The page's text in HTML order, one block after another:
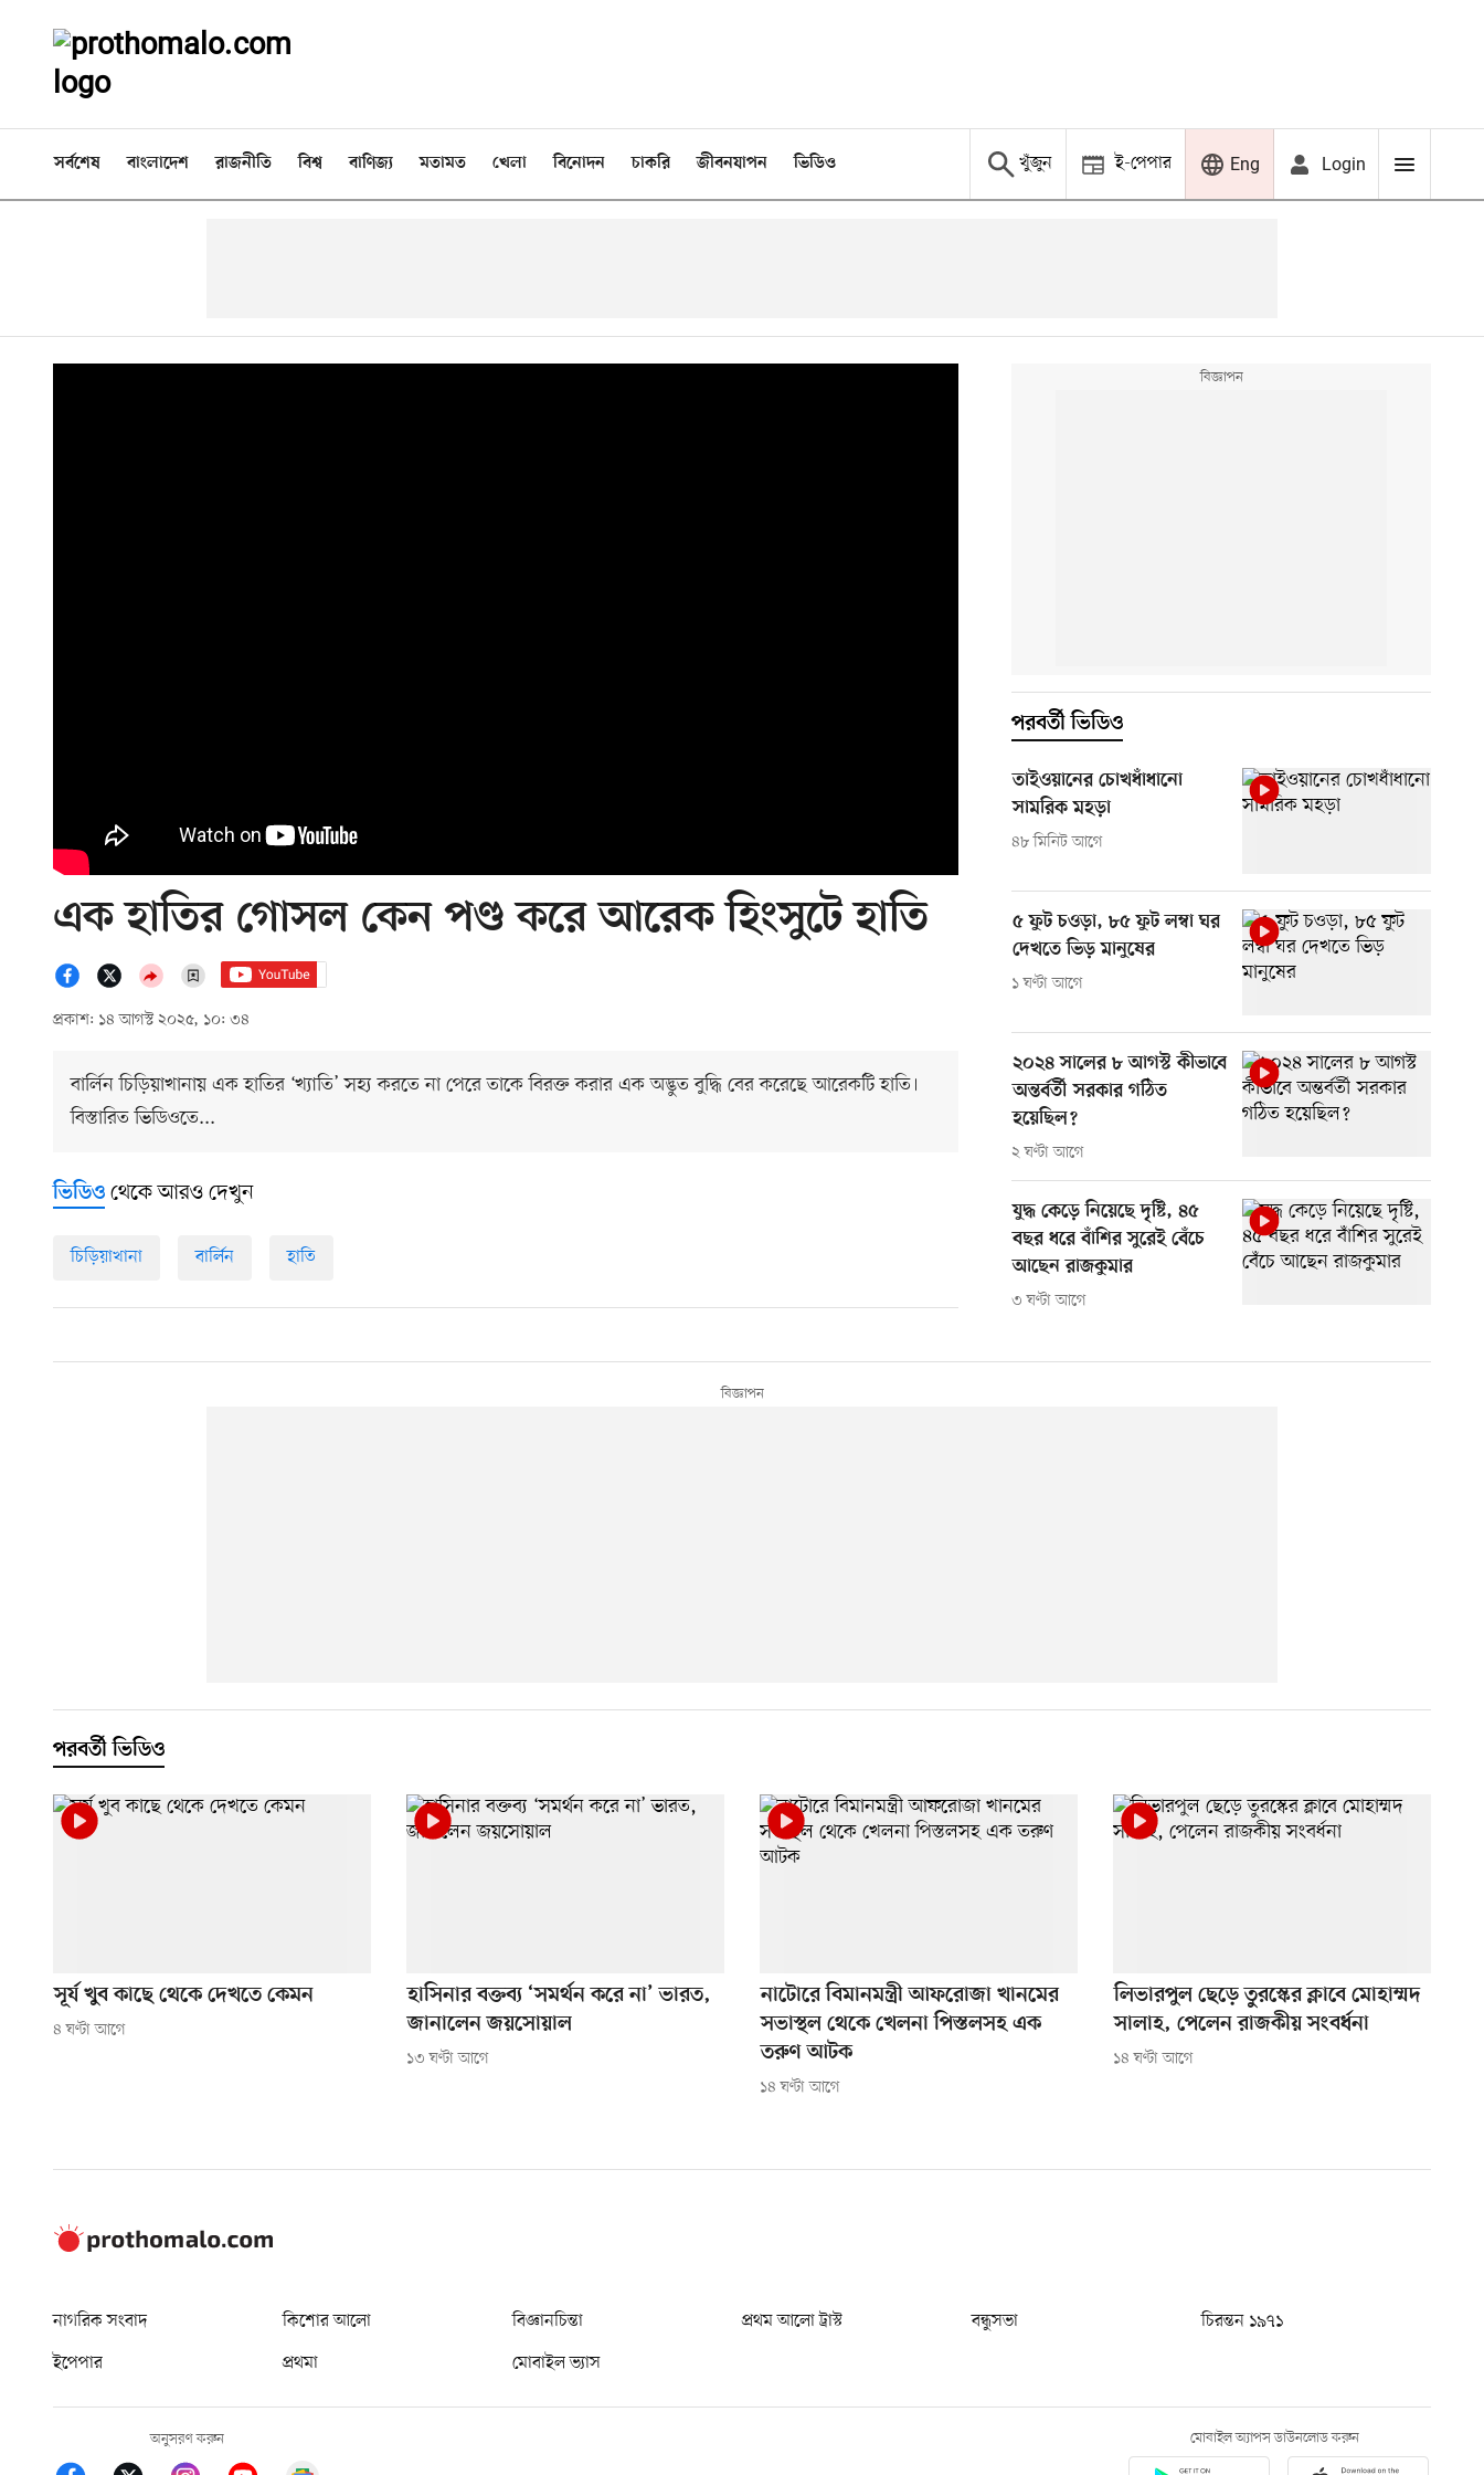
সর্বশেষ বাংলাদেশ রাজনীতি বিশ্ব বাণিজ্য মতামত খেলা বিনোদন চাকরি জীবনযাপন ভিডিও খুঁজুন ই-পেপার Eng Login
এক হাতির গোসল কেন পণ্ড করে আরেক হিংসুটে হাতি
প্রকাশ: ১৪ আগস্ট ২০২৫, ১০: ৩৪
বার্লিন চিড়িয়াখানায় এক হাতির ‘খ্যাতি’ সহ্য করতে না পেরে তাকে বিরক্ত করার এক অদ্ভুত বুদ্ধি বের করেছে আরেকটি হাতি।
বিস্তারিত ভিডিওতে...
পরবর্তী ভিডিও
তাইওয়ানের চোখধাঁধানো
সামরিক মহড়া
৪৮ মিনিট আগে
৫ ফুট চওড়া, ৮৫ ফুট লম্বা ঘর
দেখতে ভিড় মানুষের
১ ঘণ্টা আগে
২০২৪ সালের ৮ আগস্ট কীভাবে
অন্তর্বর্তী সরকার গঠিত
হয়েছিল?
২ ঘণ্টা আগে
যুদ্ধ কেড়ে নিয়েছে দৃষ্টি, ৪৫
বছর ধরে বাঁশির সুরেই বেঁচে
আছেন রাজকুমার
৩ ঘণ্টা আগে
ভিডিও থেকে আরও দেখুন
চিড়িয়াখানা বার্লিন হাতি
পরবর্তী ভিডিও
সূর্য খুব কাছে থেকে দেখতে কেমন
৪ ঘণ্টা আগে
হাসিনার বক্তব্য ‘সমর্থন করে না’ ভারত,
জানালেন জয়সোয়াল
১৩ ঘণ্টা আগে
নাটোরে বিমানমন্ত্রী আফরোজা খানমের
সভাস্থল থেকে খেলনা পিস্তলসহ এক
তরুণ আটক
১৪ ঘণ্টা আগে
লিভারপুল ছেড়ে তুরস্কের ক্লাবে মোহাম্মদ
সালাহ, পেলেন রাজকীয় সংবর্ধনা
১৪ ঘণ্টা আগে
নাগরিক সংবাদ কিশোর আলো বিজ্ঞানচিন্তা প্রথম আলো ট্রাস্ট বন্ধুসভা
চিরন্তন ১৯৭১
ইপেপার
প্রথমা মোবাইল ভ্যাস
অনুসরণ করুন মোবাইল অ্যাপস ডাউনলোড করুন